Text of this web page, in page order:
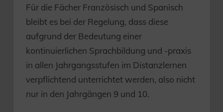
Für die Fächer Französisch und Spanisch
bleibt es bei der Regelung, dass diese
aufgrund der Bedeutung einer
kontinuierlichen Sprachbildung und -praxis
in allen Jahrgangsstufen im Distanzlernen
verpflichtend unterrichtet werden, also nicht
nur in den Jahrgängen 9 und 10.